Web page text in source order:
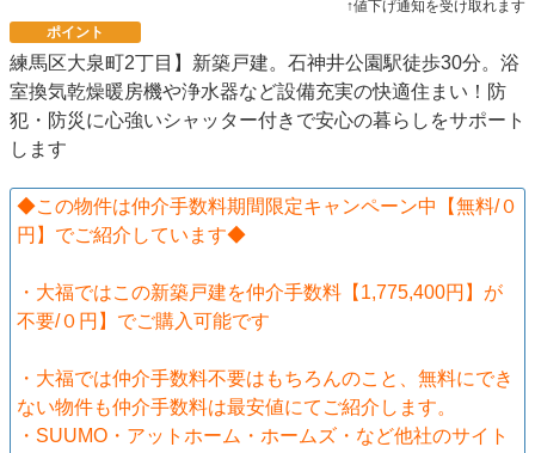
↑値下げ通知を受け取れます
ポイント
練馬区大泉町2丁目】新築戸建。石神井公園駅徒歩30分。浴
室換気乾燥暖房機や浄水器など設備充実の快適住まい！防
犯・防災に心強いシャッター付きで安心の暮らしをサポート
します
◆この物件は仲介手数料期間限定キャンペーン中【無料/０
円】でご紹介しています◆
・大福ではこの新築戸建を仲介手数料【1,775,400円】が
不要/０円】でご購入可能です
・大福では仲介手数料不要はもちろんのこと、無料にでき
ない物件も仲介手数料は最安値にてご紹介します。
・SUUMO・アットホーム・ホームズ・など他社のサイト